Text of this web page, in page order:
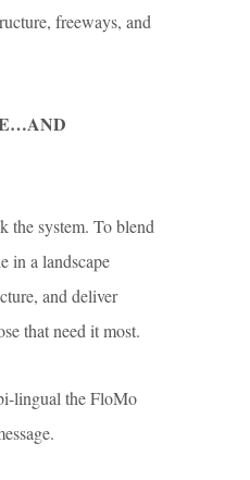
freeways, and
the system. To blend
in a landscape
and deliver
that need it most.
lingual the FloMo